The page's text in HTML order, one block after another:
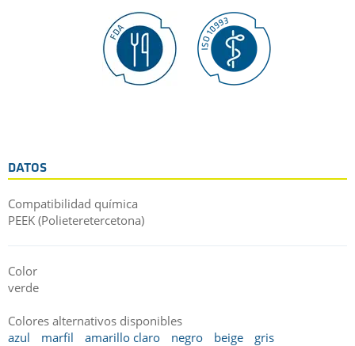
DATOS
Compatibilidad química
PEEK (Polieteretercetona)
Color
verde
Colores alternativos disponibles
azul
marfil amarillo claro negro beige gris